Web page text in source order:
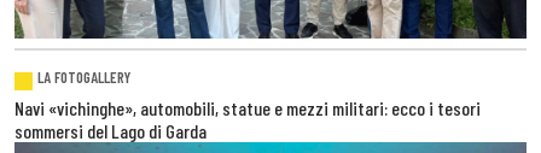
LA FOTOGALLERY
Navi «vichinghe», automobili, statue e mezzi militari: ecco i tesori
sommersi del Lago di Garda